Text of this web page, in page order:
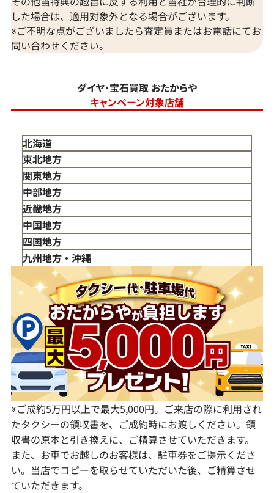
した場合は、適用対象外となる場合がございます。
※ご不明な点がございましたら査定員またはお電話にてお
問い合わせください。
ダイヤ・宝石買取 おたからや
キャンペーン対象店舗
北海道
東北地方
青森県
岩手県
宮城県
秋田県
山形県
福島県
関東地方
東京都
神奈川県
埼玉県
千葉県
茨城県
栃木県
群馬県
中部地方
新潟県
富山県
石川県
山梨県
長野県
岐阜県
静岡県
愛知県
近畿地方
三重県
滋賀県
京都府
大阪府
兵庫県
奈良県
和歌山県
中国地方
鳥取県
島根県
岡山県
広島県
山口県
四国地方
徳島県
香川県
愛媛県
九州地方・沖縄
福岡県
佐賀県
長崎県
熊本県
大分県
宮崎県
鹿児島県
※ご成約5万円以上で最大5,000円。ご来店の際に利用され
たタクシーの領収書を、ご成約時にお渡しください。領
収書の原本と引き換えに、ご精算させていただきます。
また、お車でお越しのお客様は、駐車券をご提示くださ
い。当店でコピーを取らせていただいた後、ご精算させ
ていただきます。